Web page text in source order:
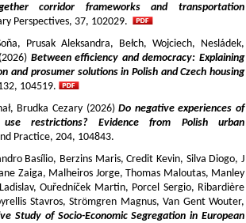
corridor frameworks and transportation
Perspectives, 37, 102029.
Prusak Aleksandra, Bełch, Wojciech, Nesládek,
Between efficiency and democracy: Explaining
prosumer solutions in Polish and Czech housing
104519.
Brudka Cezary (2026)Do negative experiences of
restrictions? Evidence from Polish urban
Practice, 204, 104843.
Basílio, Berzins Maris, Credit Kevin, Silva Diogo, J
Zaiga, Malheiros Jorge, Thomas Maloutas, Manley
Ouředníček Martin, Porcel Sergio, Ribardière
Stavros, Strömgren Magnus, Van Gent Wouter,
Study of Socio-Economic Segregation in European